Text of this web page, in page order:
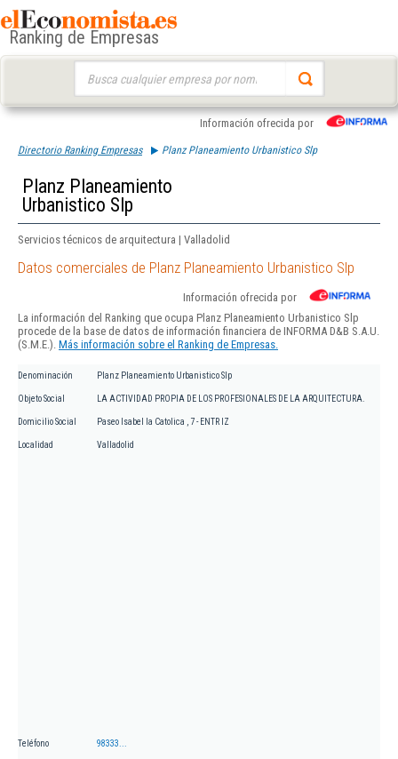
Ranking de Empresas
Información ofrecida por
Directorio Ranking Empresas Planz Planeamiento Urbanistico Slp
Planz Planeamiento
Urbanistico Slp
Servicios técnicos de arquitectura | Valladolid
Datos comerciales de Planz Planeamiento Urbanistico Slp
Información ofrecida por
La información del Ranking que ocupa Planz Planeamiento Urbanistico Slp
procede de la base de datos de información financiera de INFORMA D&B S.A.U.
(S.M.E.). Más información sobre el Ranking de Empresas.
Denominación Planz Planeamiento Urbanistico Slp
Objeto Social LA ACTIVIDAD PROPIA DE LOS PROFESIONALES DE LA ARQUITECTURA.
Domicilio Social Paseo Isabel la Catolica , 7 - ENTR IZ
Localidad Valladolid
Teléfono 98333...